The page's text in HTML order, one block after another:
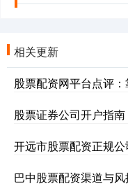
相关更新
股票配资网平台点评
股票证券公司开户指
开远市股票配资正规
巴中股票配资渠道与